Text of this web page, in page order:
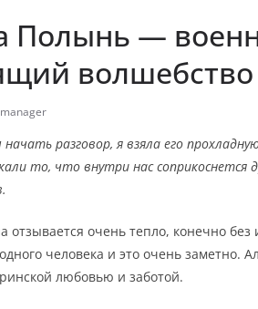
Полынь —
волшебство
manager
разговор, я взяла его
то, что внутри нас соприкоснется
отзывается очень тепло, конечно
человека и это очень заметно.
любовью и заботой.